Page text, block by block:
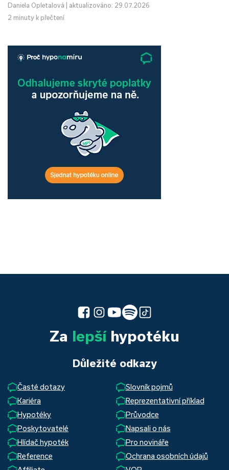
Daniela Opletalová
aktualizováno: 29.07.2026
2 minuty k přečtení
Za lepšíhypotéku
Důležité odkazy
Časté dotazy
Slovník pojmů
Kariéra
Reprezentativní příklad
Hypotéky
Průvodce
Poskytovatelé
Napsali o nás
Hlídač hypoték
Pro novináře
Reference
Ochrana osobních údajů